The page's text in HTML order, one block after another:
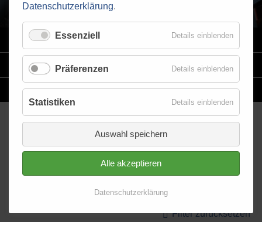
VARIO
STAHLFLEX-LEITUNGSKITS FÜR MOTORRÄDER
EINZELLEITUNGENNACH MASS
Farbe/Material
Filter zurücksetzen
Datenschutzerklärung.
Essenziell Details einblenden
Präferenzen Details einblenden
Statistiken Details einblenden
Auswahl speichern
Alle akzeptieren
Datenschutzerklärung